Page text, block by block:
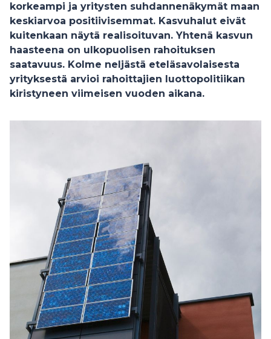
korkeampi ja yritysten suhdannenäkymät maan
keskiarvoa positiivisemmat. Kasvuhalut eivät
kuitenkaan näytä realisoituvan. Yhtenä kasvun
haasteena on ulkopuolisen rahoituksen
saatavuus. Kolme neljästä eteläsavolaisesta
yrityksestä arvioi rahoittajien luottopolitiikan
kiristyneen viimeisen vuoden aikana.